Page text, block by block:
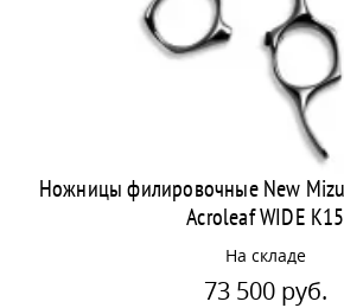
Ножницы филировочные New
Acroleaf WIDE К15
На складе
73 500 руб.